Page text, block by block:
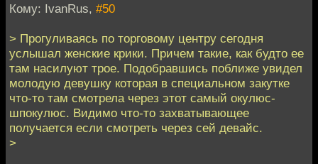
Кому: IvanRus, #50
> Прогуливаясь по торговому центру сегодня
услышал женские крики. Причем такие, как будто ее
там насилуют трое. Подобравшись поближе увидел
молодую девушку которая в специальном закутке
что-то там смотрела через этот самый окулюс-
шпокулюс. Видимо что-то захватывающее
получается если смотреть через сей девайс.
>